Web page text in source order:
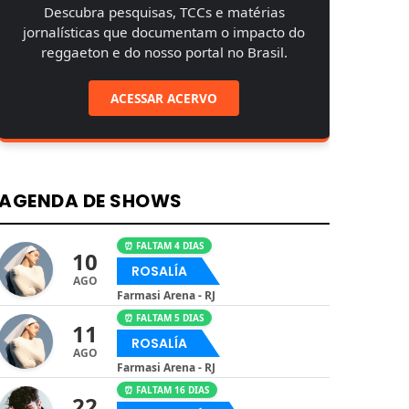
Descubra pesquisas, TCCs e matérias
jornalísticas que documentam o impacto do
reggaeton e do nosso portal no Brasil.
ACESSAR ACERVO
DE SHOWS
10
AGO
⏰ FALTAM 4 DIAS
ROSALÍA
Farmasi Arena - RJ
11
AGO
⏰ FALTAM 5 DIAS
ROSALÍA
Farmasi Arena - RJ
⏰ FALTAM 16 DIAS